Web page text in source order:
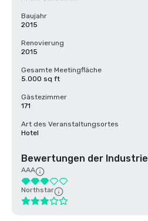
Baujahr
2015
Renovierung
2015
Gesamte Meetingfläche
5.000 sq ft
Gästezimmer
171
Art des Veranstaltungsortes
Hotel
Bewertungen der Industrie
AAA
Northstar